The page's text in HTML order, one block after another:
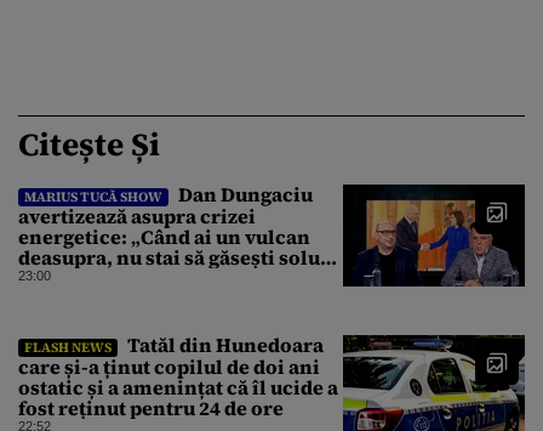
Citește Și
MARIUS TUCĂ SHOW
Dan Dungaciu
avertizează asupra crizei
energetice: „Când ai un vulcan
deasupra, nu stai să găsești soluții
cu leucoplast”
23:00
FLASH NEWS
Tatăl din Hunedoara
care și-a ținut copilul de doi ani
ostatic și a amenințat că îl ucide a
fost reținut pentru 24 de ore
22:52